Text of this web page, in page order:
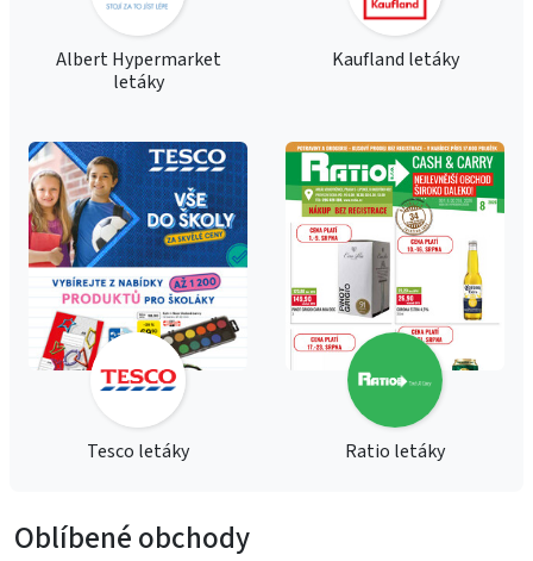
Albert Hypermarket
letáky
Kaufland letáky
Tesco letáky Ratio letáky
Oblíbené obchody